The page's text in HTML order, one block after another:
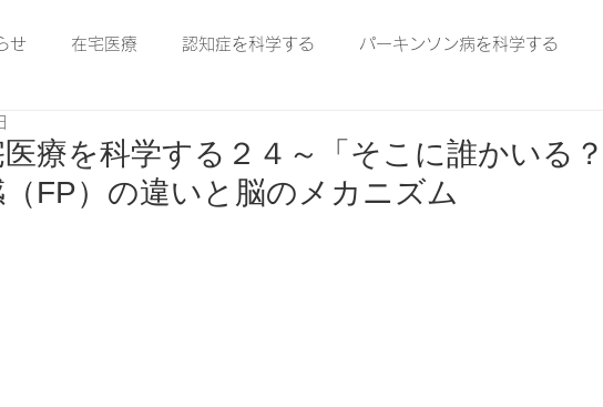
せ 在宅医療 認知症を科学する パーキンソン病を科学する
る
療を科学する２４～「そこに誰かいる
FP）の違いと脳のメカニズム